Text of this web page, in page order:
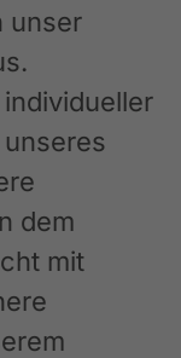
unser
dem
mit